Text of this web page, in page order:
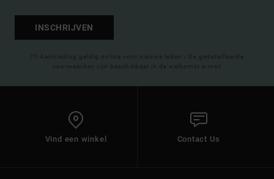
INSCHRIJVEN
(*) Aanbieding geldig online voor nieuwe leden - De gedetailleerde
voorwaarden zijn beschikbaar in de welkomst e-mail
Vind een winkel Contact Us